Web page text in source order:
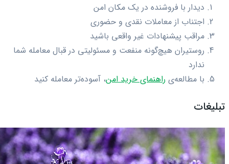
دیدار با فروشنده در یک مکان امن
اجتناب از معاملات نقدی و حضوری
مراقب پیشنهادات غیر واقعی باشید
روستیران هیچ‌گونه منفعت و مسئولیتی در قبال معامله شما
ندارد
با مطالعه‌ی راهنمای خرید امن، آسوده‌تر معامله کنید
تبلیغات